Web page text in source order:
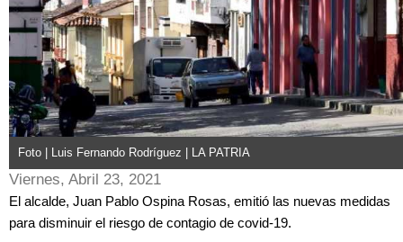
Foto | Luis Fernando Rodríguez | LA PATRIA
Viernes, Abril 23, 2021
El alcalde, Juan Pablo Ospina Rosas, emitió las nuevas medidas
para disminuir el riesgo de contagio de covid-19.